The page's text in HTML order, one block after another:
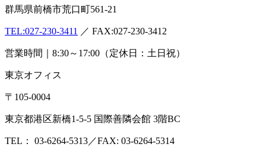
群馬県前橋市荒口町561-21
TEL:027-230-3411 ／ FAX:027-230-3412
営業時間｜8:30～17:00（定休日：土日祝）
東京オフィス
〒105-0004
東京都港区新橋1-5-5 国際善隣会館 3階BC
TEL： 03-6264-5313／FAX: 03-6264-5314